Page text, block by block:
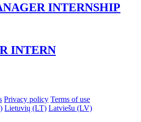
INTERNSHIP
INTERN
Privacy policy Terms of use
Lietuvių (LT) Latviešu (LV)